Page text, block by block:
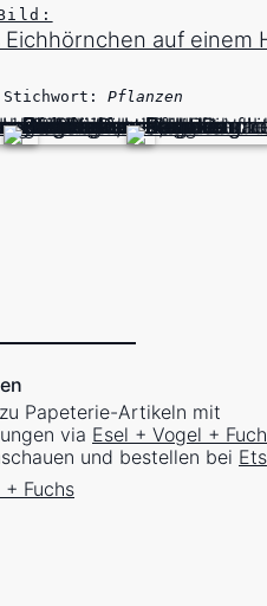
auf einem
Stichwort: Pflanzen
Papeterie-Artikeln mit
via Esel + Vogel +
und bestellen bei